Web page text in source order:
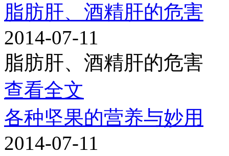
脂肪肝、酒精肝的危害
2014-07-11
脂肪肝、酒精肝的危害
查看全文
各种坚果的营养与妙用
2014-07-11